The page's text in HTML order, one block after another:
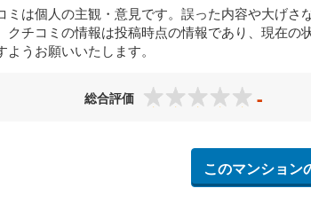
ミは個人の主観・意見です。誤った内容や大げ
クチコミの情報は投稿時点の情報であり、現在
ようお願いいたします。
総合評価 -
このマンション